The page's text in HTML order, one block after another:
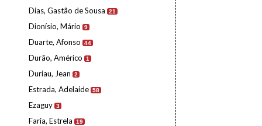
Dias, Gastão de Sousa 21
Dionísio, Mário 9
Duarte, Afonso 44
Durão, Américo 1
Duriau, Jean 2
Estrada, Adelaide 58
Ezaguy 3
Faria, Estrela 19